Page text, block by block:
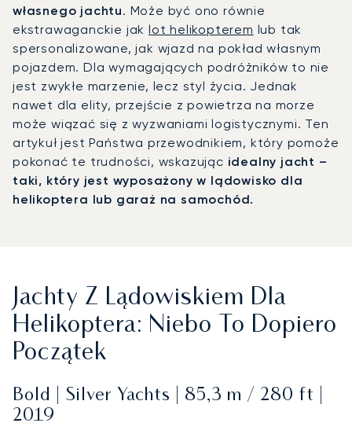
własnego jachtu. Może być ono równie
ekstrawaganckie jaklot helikopterem lub tak
spersonalizowane, jak wjazd na pokład własnym
pojazdem. Dla wymagających podróżników to nie
jest zwykłe marzenie, lecz styl życia. Jednak
nawet dla elity, przejście z powietrza na morze
może wiązać się z wyzwaniami logistycznymi. Ten
artykuł jest Państwa przewodnikiem, który pomoże
pokonać te trudności, wskazując idealny jacht –
taki, który jest wyposażony w lądowisko dla
helikoptera lub garaż na samochód.
Jachty Z Lądowiskiem Dla
Helikoptera: Niebo To Dopiero
Początek
Bold | Silver Yachts | 85,3 m / 280 ft |
2019